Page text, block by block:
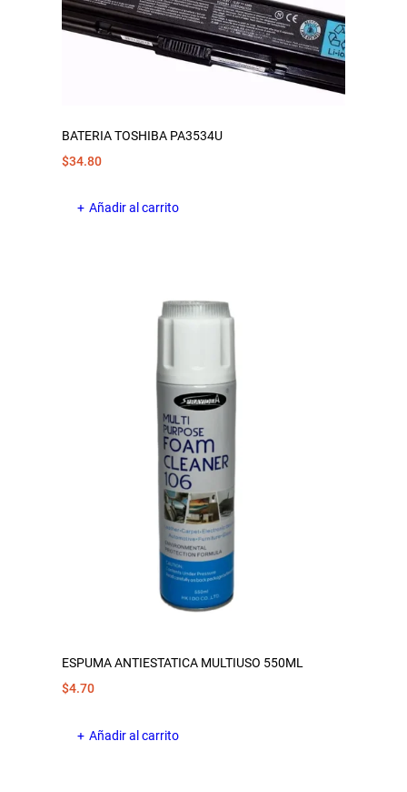
BATERIA TOSHIBA PA3534U
$34.80
Añadir al carrito
ESPUMA ANTIESTATICA MULTIUSO 550ML
$4.70
Añadir al carrito